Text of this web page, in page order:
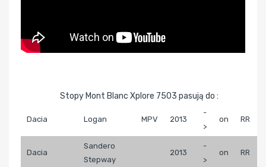
Stopy Mont Blanc Xplore 7503 pasują do :
Dacia Logan MPV 2013
-
>
on RR
Dacia
Sandero
Stepway
2013
-
>
on RR